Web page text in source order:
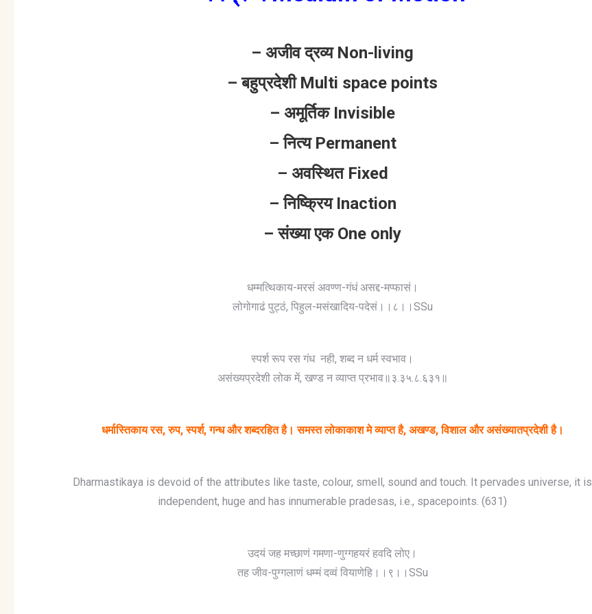
– अजीव द्रव्य Non-living
– बहुप्रदेशी Multi space points
– अमूर्तिक Invisible
– नित्य Permanent
– अवस्थित Fixed
– निष्क्रिय Inaction
– संख्या एक One only
धम्मत्थिकाय-मरसं अवण्ण-गंधं असद्द-मप्फासं।
लोगोगाढं पुट्ठं, पिहुल-मसंखादिय-पदेसं।।८।।SSu
स्पर्श रूप रस गंध नही, शब्द न धर्म स्वभाव।
असंख्यप्रदेशी लोक में, खण्ड न व्याप्त प्रभाव॥३.३५.८.६३१॥
धर्मास्तिकाय रस,रुप,स्पर्श,गन्ध और शब्दरहित है। समस्त लोकाकाश मे व्याप्त है, अखण्ड,विशाल और असंख्यातप्रदेशी है।
Dharmastikaya is devoid of the attributes like taste, colour, smell, sound and touch. It pervades universe, it is
independent, huge and has innumerable pradesas, i.e., spacepoints. (631)
उदयं जह मच्छाणं गमणा-णुग्गहयरं हवदि लोए।
तह जीव-पुग्गलाणं धम्मं दव्वं वियाणेहि।।९।।SSu